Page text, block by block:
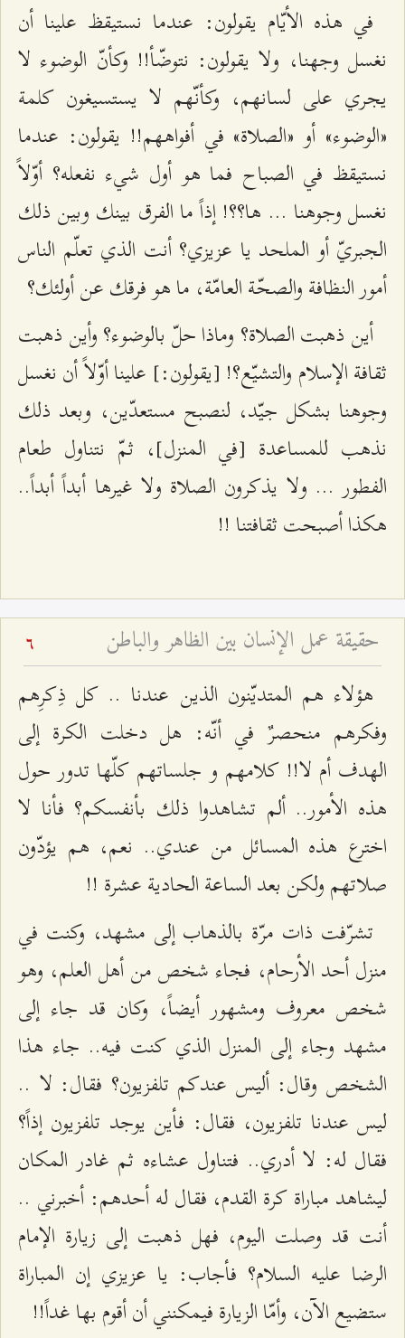
في هذه الأيّام يقولون: عندما نستيقظ علينا أن
نغسل وجهنا، ولا يقولون: نتوضّأ!! وكأنّ الوضوء لا
يجري على لسانهم، وكأنّهم لا يستسيغون كلمة
«الوضوء» أو «الصلاة» في أفواههم!! يقولون: عندما
نستيقظ في الصباح فما هو أول شيء نفعله؟ أوّلاً
نغسل وجوهنا ... ها؟؟! إذاً ما الفرق بينك وبين ذلك
الجبريّ أو الملحد يا عزيزي؟ أنت الذي تعلّم الناس
أمور النظافة والصحّة العامّة، ما هو فرقك عن أولئك؟
أين ذهبت الصلاة؟ وماذا حلّ بالوضوء؟ وأين ذهبت
ثقافة الإسلام والتشيّع؟! [يقولون:] علينا أوّلاً أن نغسل
وجوهنا بشكل جيّد، لنصبح مستعدّين، وبعد ذلك
نذهب للمساعدة [في المنزل]، ثمّ نتناول طعام
الفطور ... ولا يذكرون الصلاة ولا غيرها أبداً أبداً..
هكذا أصبحت ثقافتنا !!
حقيقة عمل الإنسان بين الظاهر والباطن 6
هؤلاء هم المتديّنون الذين عندنا .. كل ذِكرِهم
وفكرهم منحصرٌ في أنّه: هل دخلت الكرة إلى
الهدف أم لا!! كلامهم و جلساتهم كلّها تدور حول
هذه الأمور.. ألم تشاهدوا ذلك بأنفسكم؟ فأنا لا
اخترع هذه المسائل من عندي.. نعم، هم يؤدّون
صلاتهم ولكن بعد الساعة الحادية عشرة !!
تشرّفت ذات مرّة بالذهاب إلى مشهد، وكنت في
منزل أحد الأرحام، فجاء شخص من أهل العلم، وهو
شخص معروف ومشهور أيضاً، وكان قد جاء إلى
مشهد وجاء إلى المنزل الذي كنت فيه.. جاء هذا
الشخص وقال: أليس عندكم تلفزيون؟ فقال: لا ..
ليس عندنا تلفزيون، فقال: فأين يوجد تلفزيون إذاً؟
فقال له: لا أدري.. فتناول عشاءه ثم غادر المكان
ليشاهد مباراة كرة القدم، فقال له أحدهم: أخبرني ..
أنت قد وصلت اليوم، فهل ذهبت إلى زيارة الإمام
الرضا عليه السلام؟ فأجاب: يا عزيزي إن المباراة
ستضيع الآن، وأمّا الزيارة فيمكنني أن أقوم بها غداً!!